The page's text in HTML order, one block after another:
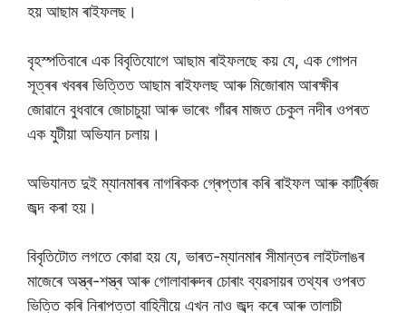
হয় আছাম ৰাইফলছ।
বৃহস্পতিবাৰে এক বিবৃতিযোগে আছাম ৰাইফলছে কয় যে, এক গোপন
সূত্ৰৰ খবৰৰ ভিত্তিত আছাম ৰাইফলছ আৰু মিজোৰাম আৰক্ষীৰ
জোৱানে বুধবাৰে জোচাচুয়া আৰু ভাৰেং গাঁৱৰ মাজত চেকুল নদীৰ ওপৰত
এক যুটীয়া অভিযান চলায়।
অভিযানত দুই ম্যানমাৰৰ নাগৰিকক গ্ৰেপ্তাৰ কৰি ৰাইফল আৰু কাৰ্ট্ৰিজ
জব্দ কৰা হয়।
বিবৃতিটোত লগতে কোৱা হয় যে, ভাৰত-ম্যানমাৰ সীমান্তৰ লাইটলাঙৰ
মাজেৰে অস্ত্ৰ-শস্ত্ৰ আৰু গোলাবাৰুদৰ চোৰাং ব্যৱসায়ৰ তথ্যৰ ওপৰত
ভিত্তি কৰি নিৰাপত্তা বাহিনীয়ে এখন নাও জব্দ কৰে আৰু তালাচী